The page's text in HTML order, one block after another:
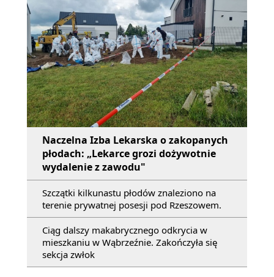
Naczelna Izba Lekarska o zakopanych
płodach: „Lekarce grozi dożywotnie
wydalenie z zawodu"
Szczątki kilkunastu płodów znaleziono na
terenie prywatnej posesji pod Rzeszowem.
Ciąg dalszy makabrycznego odkrycia w
mieszkaniu w Wąbrzeźnie. Zakończyła się
sekcja zwłok